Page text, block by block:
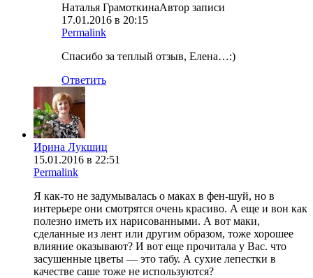
Наталья ГрамоткинаАвтор записи
17.01.2016 в 20:15
Permalink
Спасибо за теплый отзыв, Елена…:)
Ответить
Ирина Лукшиц
15.01.2016 в 22:51
Permalink
Я как-то не задумывалась о маках в фен-шуй, но в
интерьере они смотрятся очень красиво. А еще и вон как
полезно иметь их нарисованными. А вот маки,
сделанные из лент или другим образом, тоже хорошее
влияние оказывают? И вот еще прочитала у Вас. что
засушенные цветы — это табу. А сухие лепестки в
качестве саше тоже не используются?